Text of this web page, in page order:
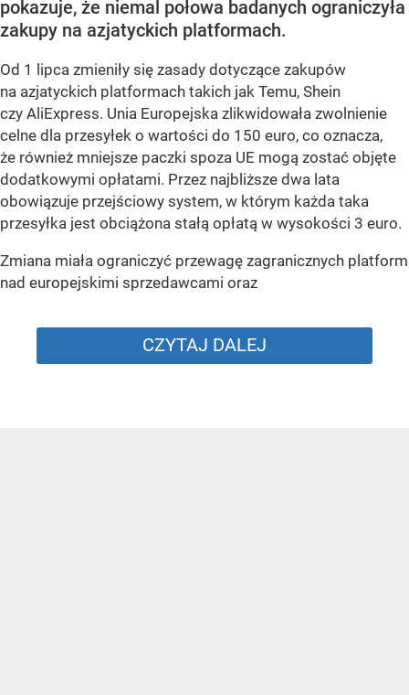
pokazuje, że niemal połowa badanych ograniczyła
zakupy na azjatyckich platformach.
Od 1 lipca zmieniły się zasady dotyczące zakupów
na azjatyckich platformach takich jak Temu, Shein
czy AliExpress. Unia Europejska zlikwidowała zwolnienie
celne dla przesyłek o wartości do 150 euro, co oznacza,
że również mniejsze paczki spoza UE mogą zostać objęte
dodatkowymi opłatami. Przez najbliższe dwa lata
obowiązuje przejściowy system, w którym każda taka
przesyłka jest obciążona stałą opłatą w wysokości 3 euro.
Zmiana miała ograniczyć przewagę zagranicznych platform
nad europejskimi sprzedawcami oraz
CZYTAJ DALEJ